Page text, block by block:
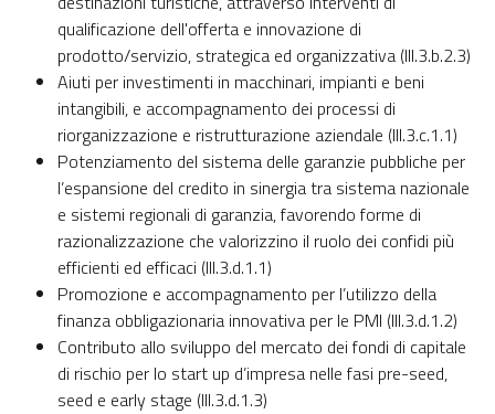
qualificazione dell'offerta e innovazione di
prodotto/servizio, strategica ed organizzativa (III.3.b.2.3)
Aiuti per investimenti in macchinari, impianti e beni
intangibili, e accompagnamento dei processi di
riorganizzazione e ristrutturazione aziendale (III.3.c.1.1)
Potenziamento del sistema delle garanzie pubbliche per
l’espansione del credito in sinergia tra sistema nazionale
e sistemi regionali di garanzia, favorendo forme di
razionalizzazione che valorizzino il ruolo dei confidi più
efficienti ed efficaci (III.3.d.1.1)
Promozione e accompagnamento per l’utilizzo della
finanza obbligazionaria innovativa per le PMI (III.3.d.1.2)
Contributo allo sviluppo del mercato dei fondi di capitale
di rischio per lo start up d’impresa nelle fasi pre-seed,
seed e early stage (III.3.d.1.3)